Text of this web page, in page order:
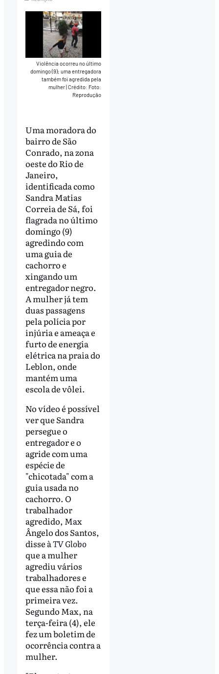
Violência ocorreu no último
domingo (9); uma entregadora
também foi agredida pela
mulher Crédito: Foto:
Reprodução
Uma moradora do
bairro de São
Conrado, na zona
oeste do Rio de
Janeiro,
identificada como
Sandra Matias
Correia de Sá, foi
flagrada no último
domingo (9)
agredindo com
uma guia de
cachorro e
xingando um
entregador negro.
A mulher já tem
duas passagens
pela polícia por
injúria e ameaça e
furto de energia
elétrica na praia do
Leblon, onde
mantém uma
escola de vôlei.
No vídeo é possível
ver que Sandra
persegue o
entregador e o
agride com uma
espécie de
"chicotada" com a
guia usada no
cachorro. O
trabalhador
agredido, Max
Ângelo dos Santos,
disse àTV Globo
que a mulher
agrediu vários
trabalhadores e
que essa não foi a
primeira vez.
Segundo Max, na
terça-feira (4), ele
fez um boletim de
ocorrência contra a
mulher.